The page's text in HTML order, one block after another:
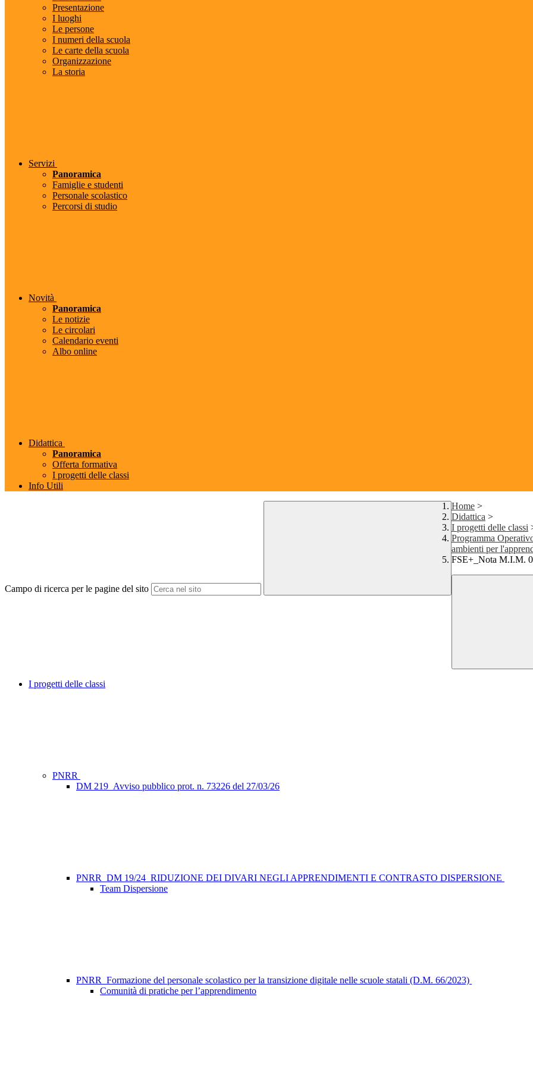
Presentazione
I luoghi
Le persone
I numeri della scuola
Le carte della scuola
Organizzazione
La storia
Servizi
Panoramica
Famiglie e studenti
Personale scolastico
Percorsi di studio
Novità
Panoramica
Le notizie
Le circolari
Calendario eventi
Albo online
Didattica
Panoramica
Offerta formativa
I progetti delle classi
Info Utili
Campo di ricerca per le pagine del sito
Home >
Didattica >
I progetti delle classi
Programma
ambienti per
FSE+_Nota M.I.M.
I progetti delle classi
PNRR
DM 219_Avviso pubblico prot. n. 73226 del 27/03/26
PNRR_DM 19/24_RIDUZIONE DEI DIVARI NEGLI APPRENDIMENTI E CONTRASTO DISPERSIONE
Team Dispersione
PNRR_Formazione del personale scolastico per la transizione digitale nelle scuole statali (D.M. 66/2023)
Comunità di pratiche per l’apprendimento